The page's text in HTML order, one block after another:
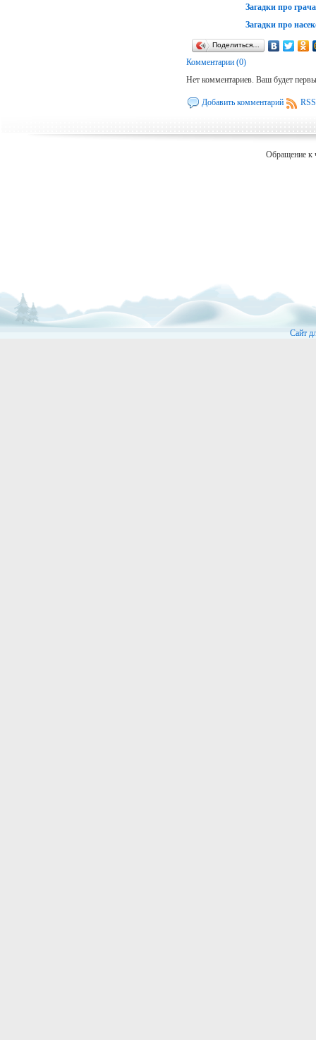
Загадки про грача
Загадки про
Поделиться…
Комментарии (0)
Нет комментариев. Ваш будет
Добавить комментарий
Обращение к
Сайт